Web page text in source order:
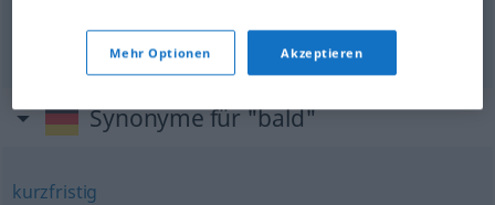
その後すぐ[sono ato sugu]
Synonyme für "bald"
kurzfristig
Mehr Optionen Akzeptieren